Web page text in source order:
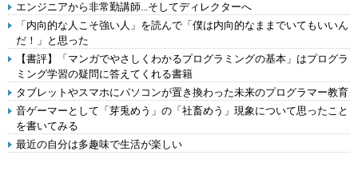
エンジニアから非常勤講師...そしてディレクターへ
「内向的な人こそ強い人」を読んで「僕は内向的なままでいてもいいん
だ！」と思った
【書評】「マンガでやさしくわかるプログラミングの基本」はプログラ
ミング学習の疑問に答えてくれる書籍
タブレットやスマホにパソコンが置き換わった未来のプログラマー教育
音ゲーマーとして「芽兎めう」の「社畜めう」現象について思ったこと
を書いてみる
最近の自分は多趣味で生活が楽しい